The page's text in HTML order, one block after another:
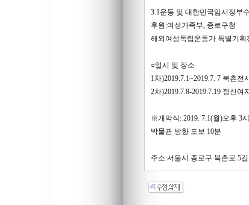
3.1운동 및 대한민국임시정부
후원:여성가족부, 종로구청
해외여성독립운동가 특별기
○일시 및 장소
1차)2019.7.1~2019.7. 7 북촌전
2차)2019.7.8-2019.7.19 정신여
※개막식: 2019. 7.1(월)오후 3
박물관 방향 도보 10분
주소:서울시 종로구 북촌로 5